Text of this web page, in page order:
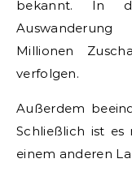
bekannt. In
Millionen
verfolgen.
Außerdem
Schließlich ist es
einem anderen